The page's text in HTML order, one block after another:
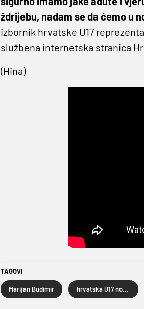
ždrijebu, nadam se da ćemo u
izbornik hrvatske U17
službena internetska stranica
(Hina)
TAGOVI
Marijan Budimir hrvatska U17 nogometna reprezentacija